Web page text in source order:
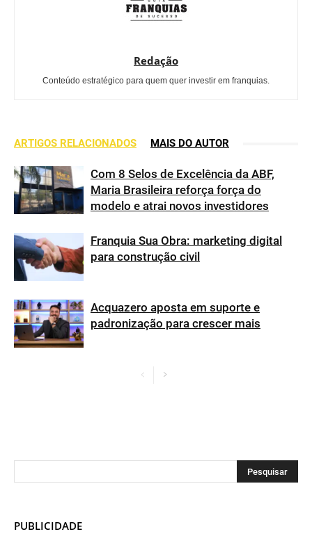
Redação
Conteúdo estratégico para quem quer investir em franquias.
ARTIGOS RELACIONADOS MAIS DO AUTOR
Com 8 Selos de Excelência da ABF,
Maria Brasileira reforça força do
modelo e atrai novos investidores
Franquia Sua Obra: marketing digital
para construção civil
Acquazero aposta em suporte e
padronização para crescer mais
PUBLICIDADE